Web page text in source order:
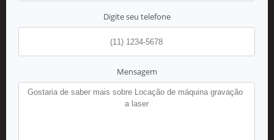
Digite seu telefone
Mensagem